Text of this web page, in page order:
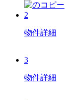
2
物件詳細
3
物件詳細